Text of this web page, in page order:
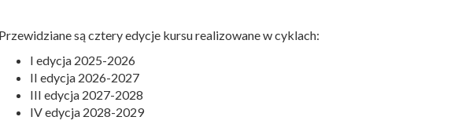
Przewidziane są cztery edycje kursu realizowane w cyklach:
I edycja 2025-2026
II edycja 2026-2027
III edycja 2027-2028
IV edycja 2028-2029